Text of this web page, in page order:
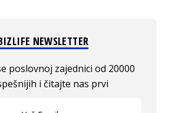
NEWSLETTER
poslovnoj zajednici od 20000
i čitajte nas prvi